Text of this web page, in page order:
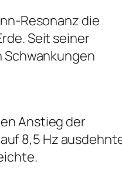
Resonanz die
Seit seiner
Schwankungen
Anstieg der
8,5 Hz